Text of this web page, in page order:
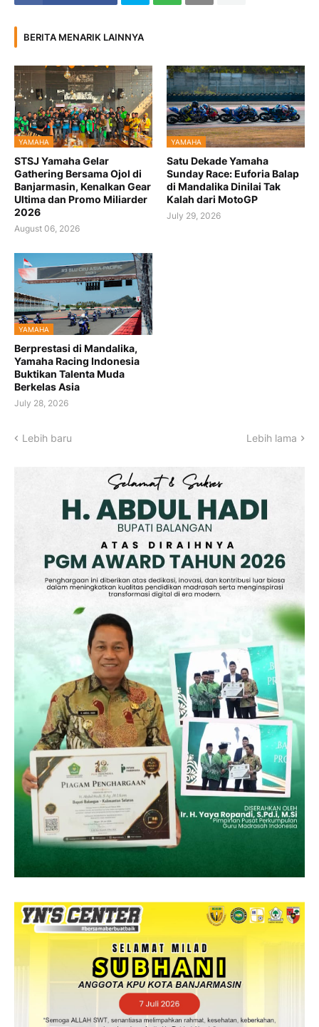
BERITA MENARIK LAINNYA
YAMAHA
STSJ Yamaha Gelar
Gathering Bersama Ojol di
Banjarmasin, Kenalkan Gear
Ultima dan Promo Miliarder
2026
August 06, 2026
YAMAHA
Satu Dekade Yamaha
Sunday Race: Euforia Balap
di Mandalika Dinilai Tak
Kalah dari MotoGP
July 29, 2026
YAMAHA
Berprestasi di Mandalika,
Yamaha Racing Indonesia
Buktikan Talenta Muda
Berkelas Asia
July 28, 2026
Lebih baru Lebih lama